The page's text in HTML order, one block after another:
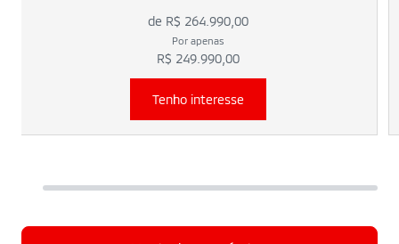
de R$ 264.990,00
Por apenas
R$ 249.990,00
Tenho interesse